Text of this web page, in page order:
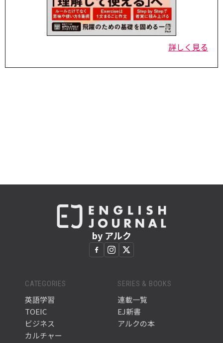
詳しく見る
by アルク
CATEGORIES
英語学習
TOEIC
ビジネス
カルチャー
SERIES & BOOKS
連載一覧
EJ新書
アルクの本